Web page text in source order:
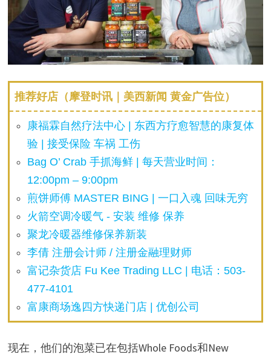
推荐好店（摩登时讯｜美西新闻 黄金广告位）
康福霖自然疗法中心 | 东西方疗愈智慧的康复体
验 | 接受保险 车祸 工伤
Bag O’ Crab 手抓海鲜 | 每天营业时间：
12:00pm – 9:00pm
煎饼师傅 MASTER BING | 一口入魂 回味无穷
火箭空调冷暖气 - 安装 维修 保养
聚龙冷暖器维修保养新装
李倩 注册会计师 / 注册金融理财师
富记杂货店 Fu Kee Trading LLC | 电话：503-
477-4101
富康商场逸四方快递门店 | 优创公司
现在，他们的泡菜已在包括Whole Foods和New